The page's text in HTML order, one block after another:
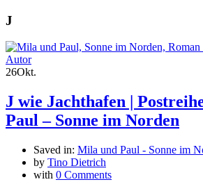
J
26Okt.
J wie Jachthafen |
Paul – Sonne im Norden
Saved in: Mila und Paul - Sonne im
by Tino Dietrich
with 0 Comments